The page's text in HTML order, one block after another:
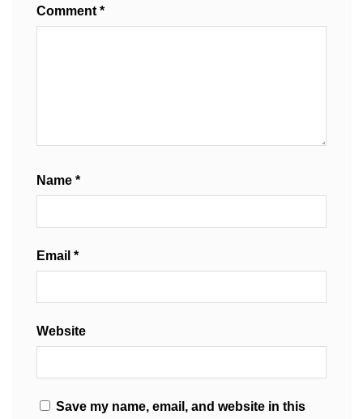
Comment *
Name *
Email *
Website
Save my name, email, and website in this